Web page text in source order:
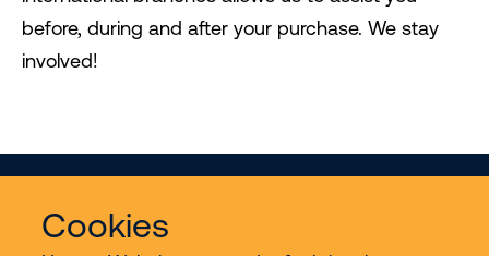
Cookies
before, during and after your purchase. We stay
involved!